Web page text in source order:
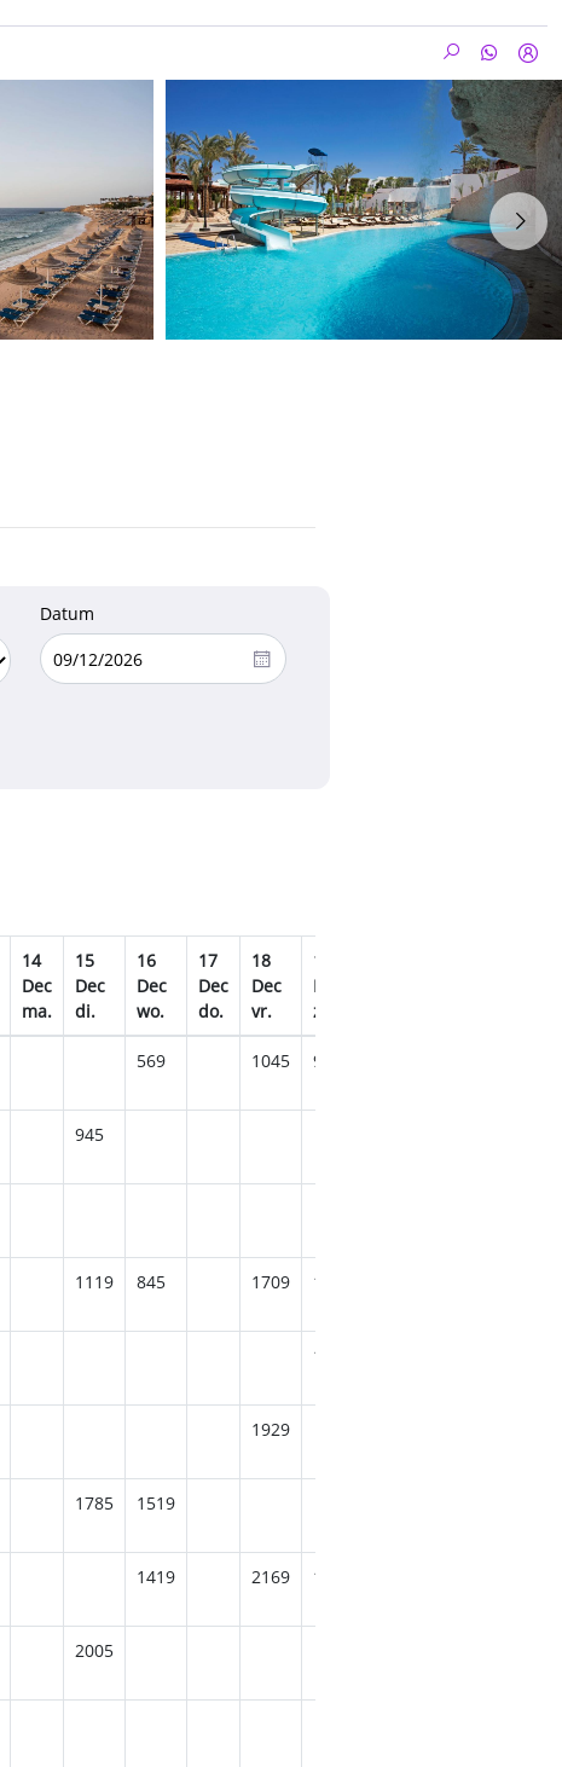
Datum
14
Dec
ma.
15
Dec
di.
16
Dec
wo.
17
Dec
do.
18
Dec
vr.
19
Dec
za.
569 1045 919
945
1119 845 1709 1595
1495
1929
1785 1519
1419 2169 1899
2005